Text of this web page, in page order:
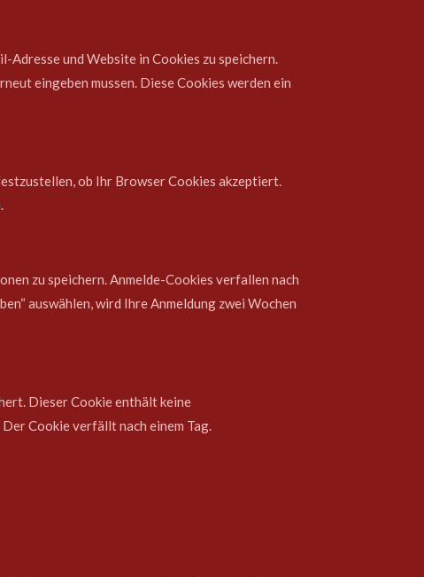
und Website in Cookies zu speichern.
eingeben mussen. Diese Cookies werden ein
ob Ihr Browser Cookies akzeptiert.
zu speichern. Anmelde-Cookies verfallen nach
auswählen, wird Ihre Anmeldung zwei Wochen
Dieser Cookie enthält keine
Cookie verfällt nach einem Tag.